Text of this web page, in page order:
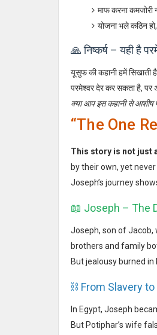
माफ करना कमजोरी
योजना भले कठिन
🙏 निष्कर्ष – यही है
यूसुफ की कहानी हमें सिखाती
परमेश्वर देर कर सकता है, पर
क्या आप इस कहानी से आशीष
“The One
This story is not just
by their own, yet
Joseph’s journey
📖 Joseph – The
Joseph, son of
brothers and family
But jealousy burned
⛓️ From Slavery
In Egypt, Joseph
But Potiphar’s wife